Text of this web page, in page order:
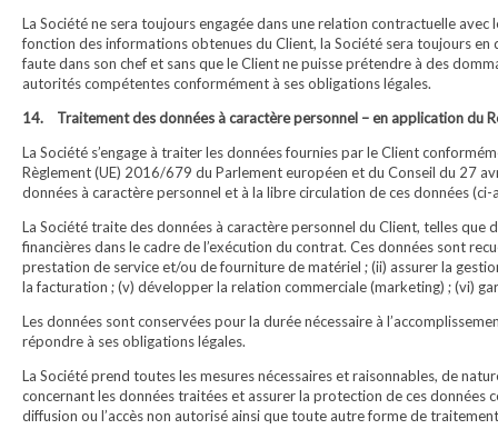
La Société ne sera toujours engagée dans une relation contractuelle
fonction des informations obtenues du Client, la Société sera toujours
faute dans son chef et sans que le Client ne puisse prétendre à des
autorités compétentes conformément à ses obligations légales.
14. Traitement des données à caractère personnel – en application du
La Société s’engage à traiter les données fournies par le Client
Règlement (UE) 2016/679 du Parlement européen et du Conseil du 27
données à caractère personnel et à la libre circulation de ces données (ci-
La Société traite des données à caractère personnel du Client, telles
financières dans le cadre de l’exécution du contrat. Ces données sont
prestation de service et/ou de fourniture de matériel ; (ii) assurer la
la facturation ; (v) développer la relation commerciale (marketing) ; (vi)
Les données sont conservées pour la durée nécessaire à
répondre à ses obligations légales.
La Société prend toutes les mesures nécessaires et raisonnables, de
concernant les données traitées et assurer la protection de ces
diffusion ou l’accès non autorisé ainsi que toute autre forme de